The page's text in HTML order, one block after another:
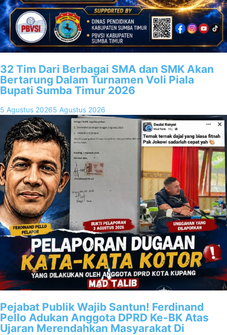
32 Tim Dari Berbagai SMA dan SMK Akan
Bertarung Dalam Turnamen Voli Piala
Bupati Sumba Timur 2026
5 Agustus 20265 Agustus 2026
Pejabat Publik Wajib Santun! Ferdinand
Pello Adukan Anggota DPRD Ke-BK Atas
Ujaran Merendahkan Masyarakat Di